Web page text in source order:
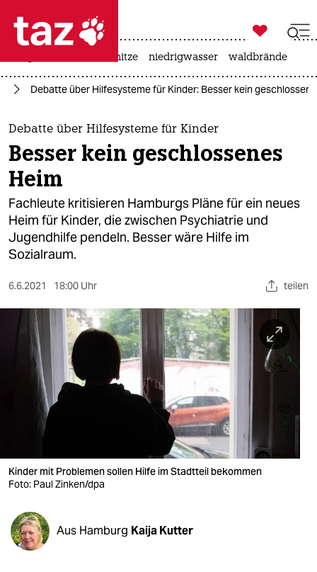
 taz zahl ich
taz zahl ich
themen
politik
öko
gesellschaft
kultur
sport
berlin
nord
wahrheit
verlag
veranstaltungen
fragen & hilfe
unterstützen

taz zahl ich
hitze niedrigwasser waldbrände
Debatte über Hilfesysteme für Kinder: Besser kein
Debatte über Hilfesysteme für Kinder
Besser kein geschlossenes
Heim
Fachleute kritisieren Hamburgs Pläne für ein neues
Heim für Kinder, die zwischen Psychiatrie und
Jugendhilfe pendeln. Besser wäre Hilfe im
Sozialraum.
6.6.2021 18:00 Uhr teilen
Kinder mit Problemen sollen Hilfe im Stadtteil bekommen
Foto: Paul Zinken/dpa
Aus Hamburg Kaija Kutter